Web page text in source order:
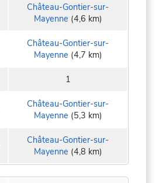
Château-Gontier-sur-
Mayenne (4,6 km)
Château-Gontier-sur-
Mayenne (4,7 km)
1
Château-Gontier-sur-
Mayenne (5,3 km)
Château-Gontier-sur-
Mayenne (4,8 km)